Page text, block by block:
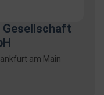
Gesellschaft
am Main